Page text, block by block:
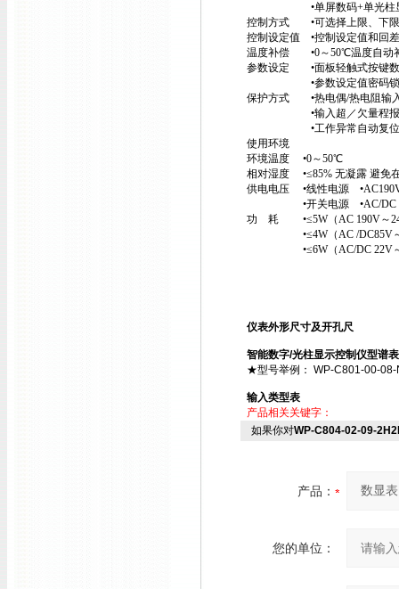
•单屏数码+单光柱显示
控制方式 •可选择上限、下限
控制设定值 •控制设定值和回
温度补偿 •0～50℃温度自动
参数设定 •面板轻触式按键
•参数设定值密码锁
保护方式 •热电偶/热电阻输
•输入超／欠量程报
•工作异常自动复位
使用环境
环境温度 •0～50℃
相对湿度 •≤85% 无凝露 避免
供电电压 •线性电源
•开关电源 •AC/DC 90V
功 耗 •≤5W（AC 190V～
•≤4W（AC /DC85V～
•≤6W（AC/DC 22V～
仪表外形尺寸及开孔尺
智能数字/光柱显示控制仪型谱表
★型号举例： WP-C801-00-
输入类型表
产品相关关键字：
如果你对WP-C804-02-09-
产品：
您的单位：